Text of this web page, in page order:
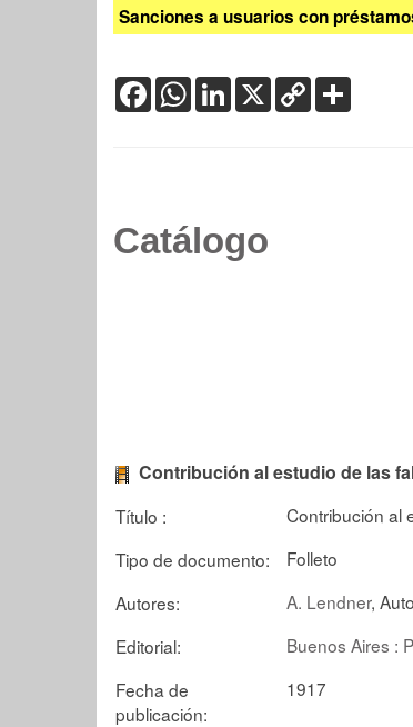
Sanciones a usuarios con
FacebookWhatsApp
LinkedIn
X Copy
Link
Catálogo
Contribución al estudio de las
Título :
Contribución al
Tipo de documento:
Folleto
Autores:
A. Lendner,
Editorial:
Buenos Aires :
Fecha de
publicación:
1917